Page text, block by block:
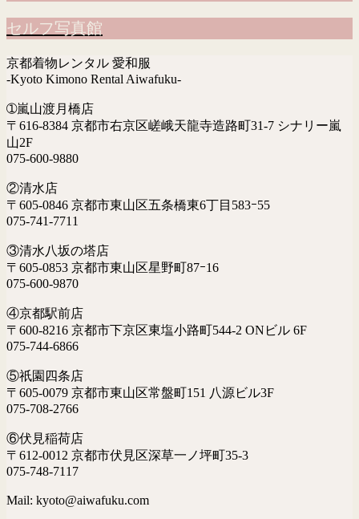
セルフ写真館
京都着物レンタル 愛和服
-Kyoto Kimono Rental Aiwafuku-
➀嵐山渡月橋店
〒616-8384 京都市右京区嵯峨天龍寺造路町31-7 シナリー嵐
山2F
075-600-9880
②清水店
〒605-0846 京都市東山区五条橋東6丁目583ｰ55
075-741-7711
③清水八坂の塔店
〒605-0853 京都市東山区星野町87ｰ16
075-600-9870
④京都駅前店
〒600-8216 京都市下京区東塩小路町544-2 ONビル 6F
075-744-6866
⑤祇園四条店
〒605-0079 京都市東山区常盤町151 八源ビル3F
075-708-2766
⑥伏見稲荷店
〒612-0012 京都市伏見区深草一ノ坪町35-3
075-748-7117
Mail: kyoto@aiwafuku.com